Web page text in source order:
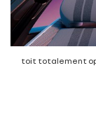
toit totalement